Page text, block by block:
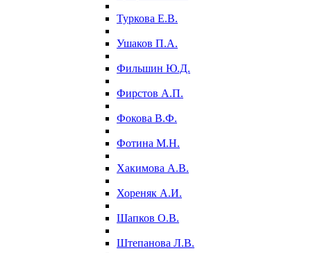
Туркова Е.В.
Ушаков П.А.
Фильшин Ю.Д.
Фирстов А.П.
Фокова В.Ф.
Фотина М.Н.
Хакимова А.В.
Хореняк А.И.
Шапков О.В.
Штепанова Л.В.